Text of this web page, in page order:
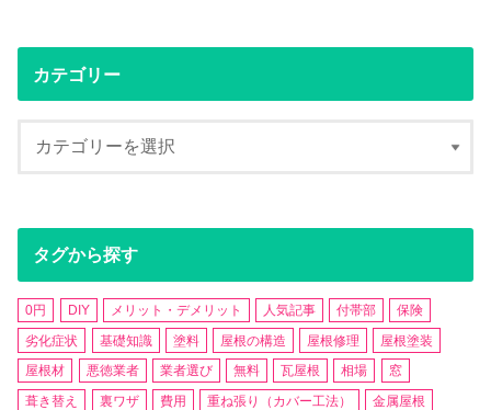
カテゴリー
タグから探す
0円 DIY メリット・デメリット 人気記事 付帯部
保険
劣化症状
基礎知識 塗料 屋根の構造 屋根修理
屋根塗装
屋根材
悪徳業者 業者選び 無料 瓦屋根 相場
窓
葺き替え
裏ワザ 費用 重ね張り（カバー工法）
金属屋根